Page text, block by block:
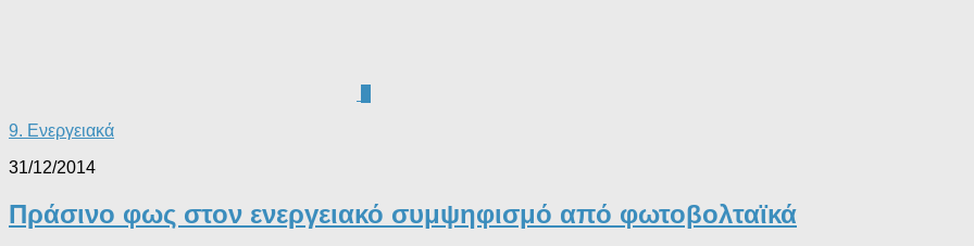
9. Ενεργειακά
31/12/2014
Πράσινο φως στον ενεργειακό συμψηφισμό από φωτοβολταϊκά